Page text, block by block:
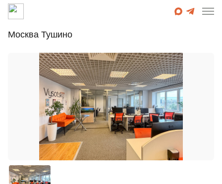
Москва Тушино